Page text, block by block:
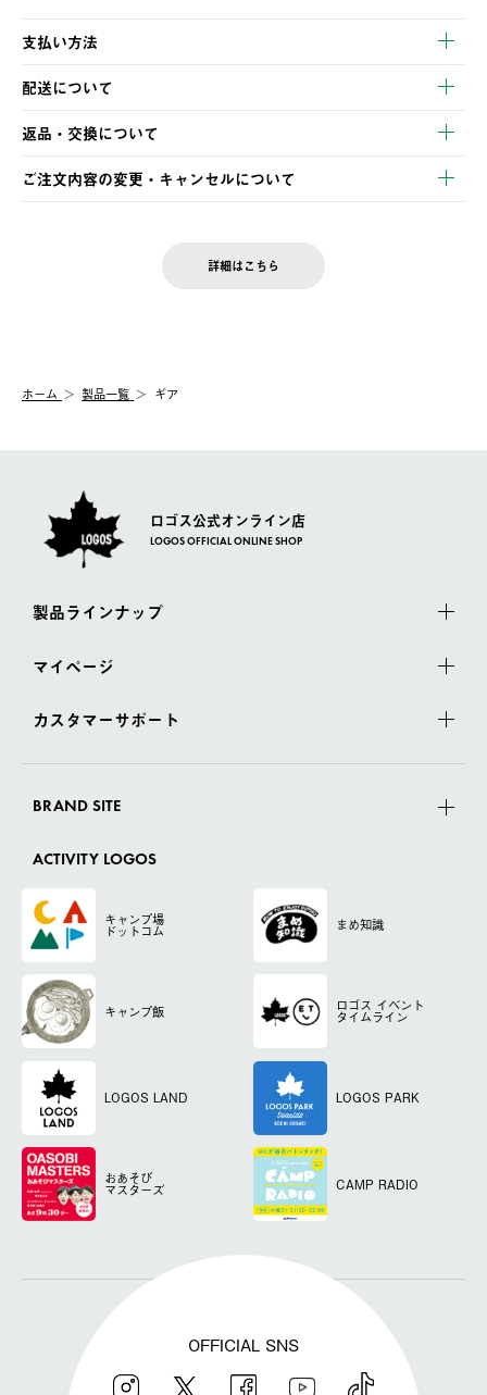
支払い方法
以下のいずれかの方法でお支払いいただけます。
・クレジットカード決済
・コンビニ決済
・Pay-easy決済
配送について
【発送スケジュール】
ご注文・ご入金完了より2営業日以内に商品を発送いたします。
土日祝の発送はございませんので、木曜日以降のご注文は週明け
の発送となる場合がございます。
【配送業者】
佐川急便にて配送されます。
返品・交換について
※お客様都合の場合
お客様都合の返品にかかる送料は、お客様ご負担とさせていただ
一度お手元の商品を返品いただき、ご希望商品を再注文してくだ
ご注文内容の変更・キャンセルについて
LOGOS FAMILY会員の方は、会員マイページ内 購入履歴画面に
詳細はこちら
ホーム 製品一覧 ギア
ロゴス公式オンライン店
LOGOS OFFICIAL ONLINE SHOP
製品ラインナップ
マイページ
カスタマーサポート
BRAND SITE
ACTIVITY LOGOS
キャンプ場
ドットコム まめ知識
キャンプ飯 ロゴス イベント
タイムライン
LOGOS LAND LOGOS PARK
おあそび
マスターズ CAMP RADIO
OFFICIAL SNS